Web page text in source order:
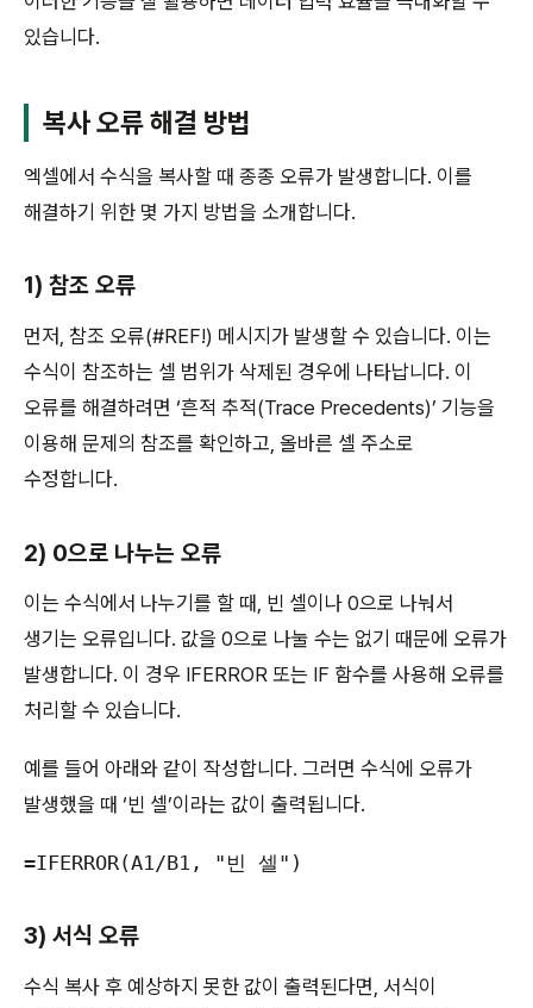
있습니다.
복사 오류 해결 방법
엑셀에서 수식을 복사할 때 종종 오류가 발생합니다. 이를
해결하기 위한 몇 가지 방법을 소개합니다.
1) 참조 오류
먼저, 참조 오류(#REF!) 메시지가 발생할 수 있습니다. 이는
수식이 참조하는 셀 범위가 삭제된 경우에 나타납니다. 이
오류를 해결하려면 ‘흔적 추적(Trace Precedents)’ 기능을
이용해 문제의 참조를 확인하고, 올바른 셀 주소로
수정합니다.
2) 0으로 나누는 오류
이는 수식에서 나누기를 할 때, 빈 셀이나 0으로 나눠서
생기는 오류입니다. 값을 0으로 나눌 수는 없기 때문에 오류가
발생합니다. 이 경우 IFERROR 또는 IF 함수를 사용해 오류를
처리할 수 있습니다.
예를 들어 아래와 같이 작성합니다. 그러면 수식에 오류가
발생했을 때 ‘빈 셀’이라는 값이 출력됩니다.
=IFERROR(A1/B1, "빈 셀")
3) 서식 오류
수식 복사 후 예상하지 못한 값이 출력된다면, 서식이